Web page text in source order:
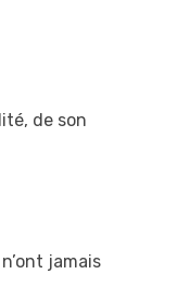
de son
jamais